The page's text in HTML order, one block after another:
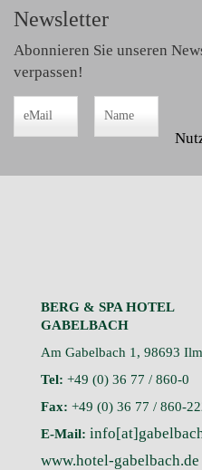
Newsletter
Abonnieren Sie unseren
verpassen!
BERG & SPA HOTEL
GABELBACH
Am Gabelbach 1, 98693
Tel: +49 (0) 36 77 / 860-0
Fax: +49 (0) 36 77 / 860-
E-Mail:
www.hotel-gabelbach.de